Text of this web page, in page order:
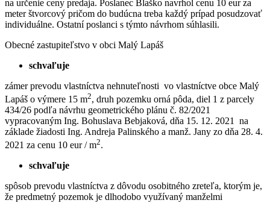
na určenie ceny predaja. Poslanec Blaško navrhol cenu 10 eur za
meter štvorcový pričom do budúcna treba každý prípad posudzovať
individuálne. Ostatní poslanci s týmto návrhom súhlasili.
Obecné zastupiteľstvo v obci Malý Lapáš
schvaľuje
zámer prevodu vlastníctva nehnuteľnosti vo vlastníctve obce Malý
Lapáš o výmere 15 m2, druh pozemku orná pôda, diel 1 z parcely
434/26 podľa návrhu geometrického plánu č. 82/2021
vypracovaným Ing. Bohuslava Bebjaková, dňa 15. 12. 2021 na
základe žiadosti Ing. Andreja Palinského a manž. Jany zo dňa 28. 4.
2021 za cenu 10 eur / m2.
schvaľuje
spôsob prevodu vlastníctva z dôvodu osobitného zreteľa, ktorým je,
že predmetný pozemok je dlhodobo využívaný manželmi